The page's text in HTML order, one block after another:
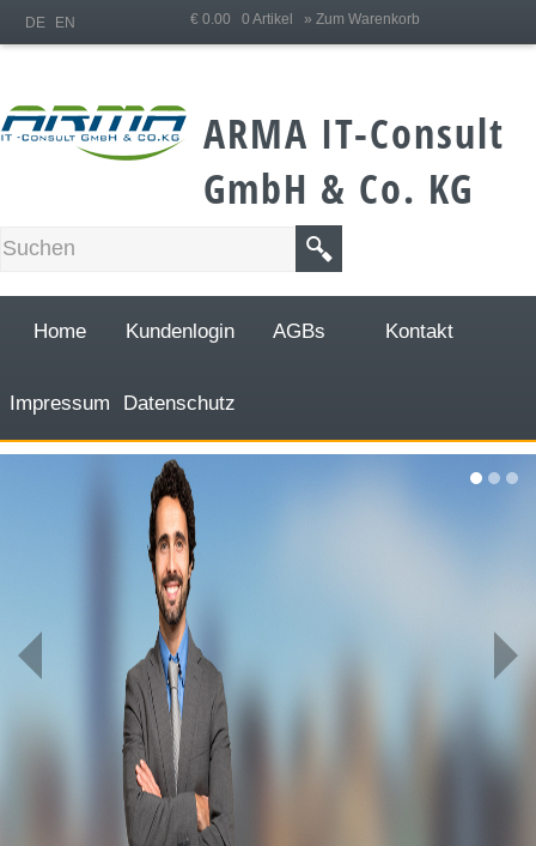
€ 0.00 0 Artikel » Zum Warenkorb
DE EN
ARMA IT-Consult
GmbH & Co. KG
Home Kundenlogin AGBs Kontakt
Impressum Datenschutz